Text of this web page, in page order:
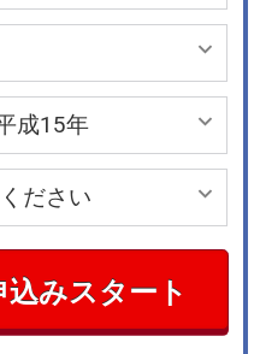
みスタート